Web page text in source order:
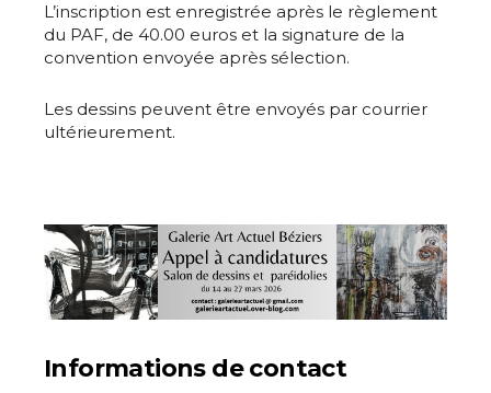
Nom
Prénom
L’inscription est enregistrée après le règlement
du PAF, de 40.00 euros et la signature de la
convention envoyée après sélection.
Les dessins peuvent être envoyés par courrier
ultérieurement.
Informations de contact